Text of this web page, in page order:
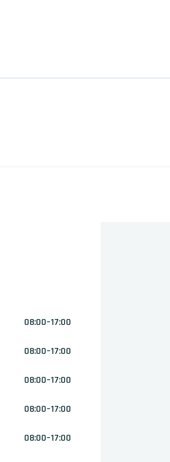
08:00–17:00
08:00–17:00
08:00–17:00
08:00–17:00
08:00–17:00